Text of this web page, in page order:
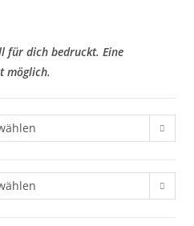
für dich bedruckt. Eine
möglich.